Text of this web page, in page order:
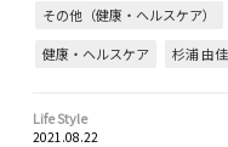
その他（健康・ヘルスケア）
健康・ヘルスケア
杉浦 由
Life Style
2021.08.22